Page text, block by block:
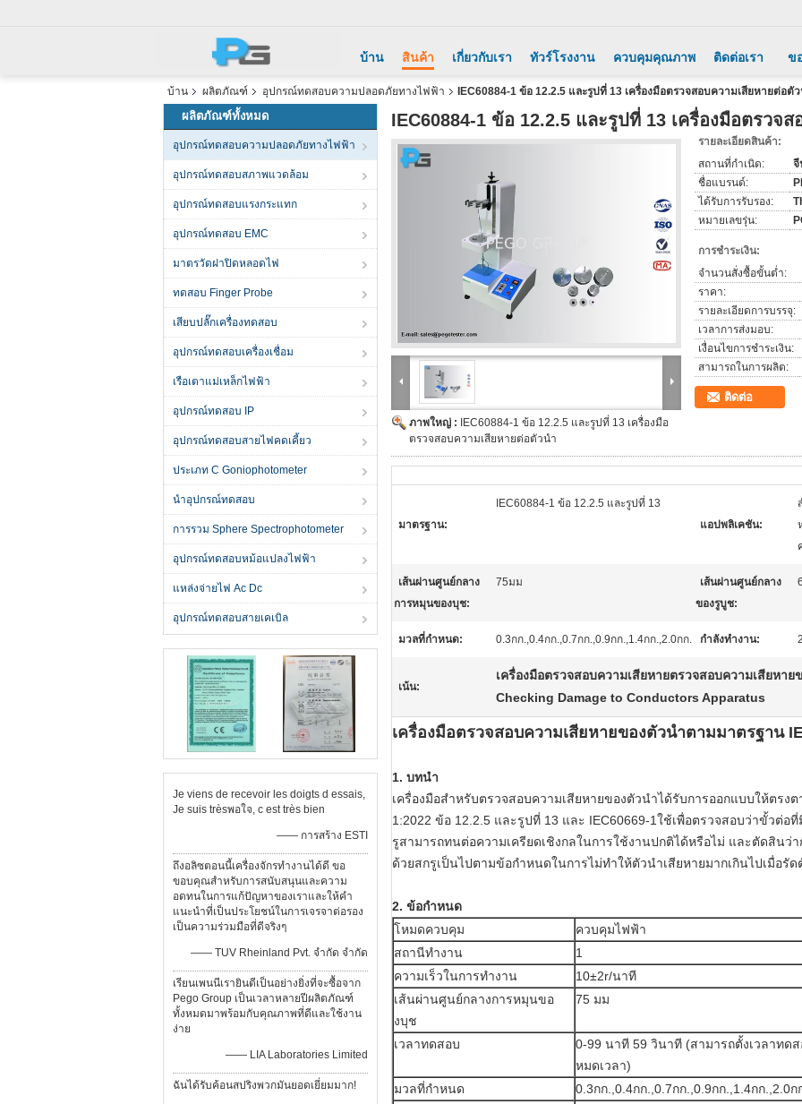
บ้าน สินค้า เกี่ยวกับเรา ทัวร์โรงงาน ควบคุมคุณภาพ ติดต่อเรา ข
บ้าน ผลิตภัณฑ์ อุปกรณ์ทดสอบความปลอดภัยทางไฟฟ้า IEC60884-1 ข้อ 12.2.5 และรูปที่ 13 เครื่องมือตรวจสอบความเสียหายต่อตั
ผลิตภัณฑ์ทั้งหมด
อุปกรณ์ทดสอบความปลอดภัยทางไฟฟ้า
อุปกรณ์ทดสอบสภาพแวดล้อม
อุปกรณ์ทดสอบแรงกระแทก
อุปกรณ์ทดสอบ EMC
มาตรวัดฝาปิดหลอดไฟ
ทดสอบ Finger Probe
เสียบปลั๊กเครื่องทดสอบ
อุปกรณ์ทดสอบเครื่องเชื่อม
เรือเตาแม่เหล็กไฟฟ้า
อุปกรณ์ทดสอบ IP
อุปกรณ์ทดสอบสายไฟคดเคี้ยว
ประเภท C Goniophotometer
นำอุปกรณ์ทดสอบ
การรวม Sphere Spectrophotometer
อุปกรณ์ทดสอบหม้อแปลงไฟฟ้า
แหล่งจ่ายไฟ Ac Dc
อุปกรณ์ทดสอบสายเคเบิล
Je viens de recevoir les doigts d essais,
Je suis trèsพอใจ, c est très bien
—— การสร้าง ESTI
ถึงอลิซตอนนี้เครื่องจักรทำงานได้ดี ขอ
ขอบคุณสำหรับการสนับสนุนและความ
อดทนในการแก้ปัญหาของเราและให้คำ
แนะนำที่เป็นประโยชน์ในการเจรจาต่อรอง
เป็นความร่วมมือที่ดีจริงๆ
—— TUV Rheinland Pvt. จำกัด จำกัด
เรียนเพนนีเรายินดีเป็นอย่างยิ่งที่จะซื้อจาก
Pego Group เป็นเวลาหลายปีผลิตภัณฑ์
ทั้งหมดมาพร้อมกับคุณภาพที่ดีและใช้งาน
ง่าย
—— LIA Laboratories Limited
ฉันได้รับค้อนสปริงพวกมันยอดเยี่ยมมาก!
IEC60884-1 ข้อ 12.2.5 และรูปที่ 13 เครื่องมือตรวจ
ภาพใหญ่ :
IEC60884-1 ข้อ 12.2.5 และรูปที่ 13 เครื่องมือ
ตรวจสอบความเสียหายต่อตัวนำ
รายละเอียดสินค้า:
สถานที่กำเนิด:
จี
ชื่อแบรนด์:
ได้รับการรับรอง:
หมายเลขรุ่น:
การชำระเงิน:
จำนวนสั่งซื้อขั้นต่ำ:
ราคา:
รายละเอียดการบรรจุ:
เวลาการส่งมอบ:
เงื่อนไขการชำระเงิน:
สามารถในการผลิต:
ติดต่อ
มาตรฐาน:
IEC60884-1 ข้อ 12.2.5 และรูปที่ 13
แอปพลิเคชัน:
เส้นผ่านศูนย์กลาง
การหมุนของบุช:
75มม
เส้นผ่านศูนย์กลาง
ของรูบูช:
มวลที่กำหนด: 0.3กก.,0.4กก.,0.7กก.,0.9กก.,1.4กก.,2.0กก. กำลังทำงาน:
เน้น:
เครื่องมือตรวจสอบความเสียหายตรวจสอบความเสียหา
Checking Damage to Conductors Apparatus
เครื่องมือตรวจสอบความเสียหายของตัวนำตามมาตรฐาน
1. บทนำ
เครื่องมือสำหรับตรวจสอบความเสียหายของตัวนำได้รับการออกแบบให้ตรง
1:2022 ข้อ 12.2.5 และรูปที่ 13 และ IEC60669-1ใช้เพื่อตรวจสอบว่าขั้วต่
รูสามารถทนต่อความเครียดเชิงกลในการใช้งานปกติได้หรือไม่ และตัดสินว่
ด้วยสกรูเป็นไปตามข้อกำหนดในการไม่ทำให้ตัวนำเสียหายมากเกินไปเมื่อรั
2. ข้อกำหนด
โหมดควบคุม
ควบคุมไฟฟ้า
สถานีทำงาน
1
ความเร็วในการทำงาน
10±2r/นาที
เส้นผ่านศูนย์กลางการหมุนขอ
งบุช
75 มม
เวลาทดสอบ
0-99 นาที 59 วินาที (สามารถตั้งเวลาทด
หมดเวลา)
มวลที่กำหนด
0.3กก.,0.4กก.,0.7กก.,0.9กก.,1.4กก.,2.0ก